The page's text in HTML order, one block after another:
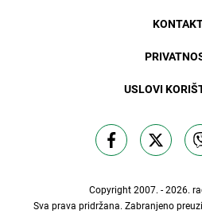
USLOVI
Copyright 2007. - 2026.
Sva prava pridržana. Zabranjeno